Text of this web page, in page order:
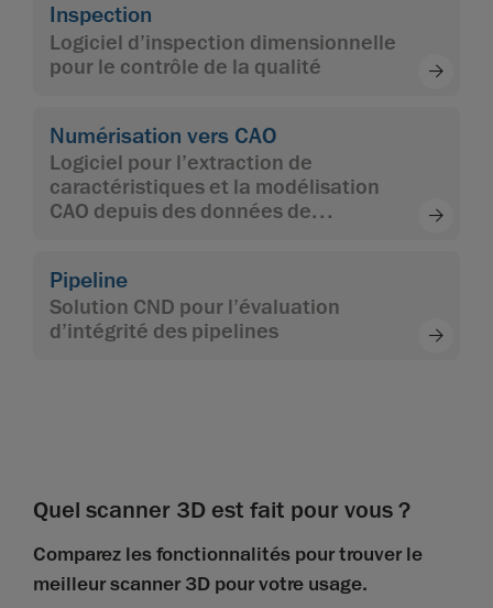
Inspection
Logiciel d’inspection dimensionnelle
pour le contrôle de la qualité
Numérisation vers CAO
Logiciel pour l’extraction de
caractéristiques et la modélisation
CAO depuis des données de
Pipeline
Solution CND pour l’évaluation
d’intégrité des pipelines
Quel scanner 3D est fait pour vous ?
Comparez les fonctionnalités pour trouver le
meilleur scanner 3D pour votre usage.